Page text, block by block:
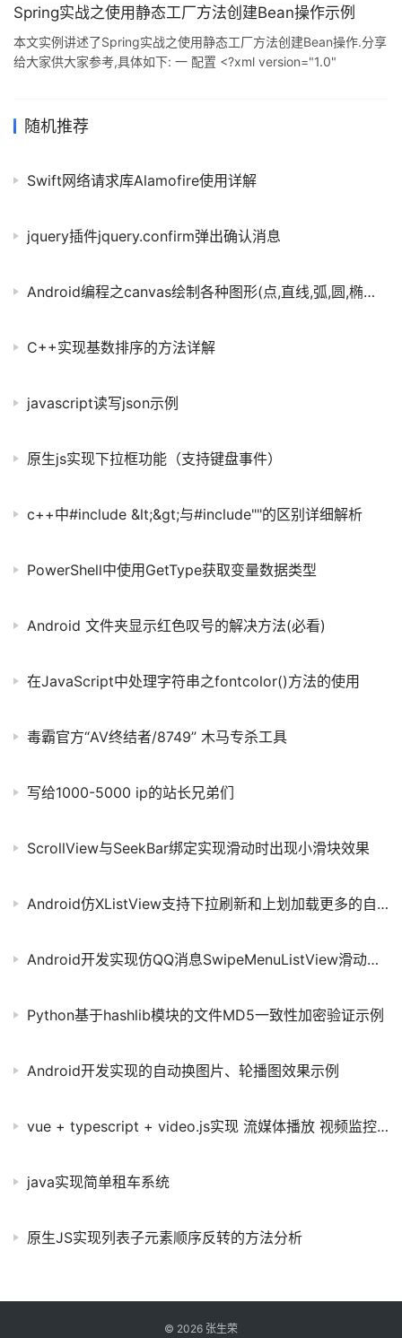
于:A类的方法实现直接调用了B类的类名(这种方式也被称为硬编码
改A类代码,如果应用中有100个或者10000个类以硬编码方式耦合了
B类,则需要修改100个.10000个地方
Spring实战之使用静态工厂方法创建Bean操作示例
本文实例讲述了Spring实战之使用静态工厂方法创建Bean操作.分享
给大家供大家参考,具体如下: 一 配置 <?xml version="1.0"
xmlns="http://www.springframework.org/schema/beans" x
随机推荐
Swift网络请求库Alamofire使用详解
jquery插件jquery.confirm弹出确认消息
Android编程之canvas绘制各种图形(点,直线,弧,圆,椭圆,文字,矩形,多边形,曲线,圆角矩形)
C++实现基数排序的方法详解
javascript读写json示例
原生js实现下拉框功能（支持键盘事件）
c++中#include &lt;&gt;与#include""的区别详细解析
PowerShell中使用GetType获取变量数据类型
Android 文件夹显示红色叹号的解决方法(必看)
在JavaScript中处理字符串之fontcolor()方法的使用
毒霸官方“AV终结者/8749” 木马专杀工具
写给1000-5000 ip的站长兄弟们
ScrollView与SeekBar绑定实现滑动时出现小滑块效果
Android仿XListView支持下拉刷新和上划加载更多的自定义RecyclerView
Android开发实现仿QQ消息SwipeMenuListView滑动删除置顶功能【附源码下载】
Python基于hashlib模块的文件MD5一致性加密验证示例
Android开发实现的自动换图片、轮播图效果示例
vue + typescript + video.js实现 流媒体播放 视频监控功能
java实现简单租车系统
原生JS实现列表子元素顺序反转的方法分析
© 2026 张生荣